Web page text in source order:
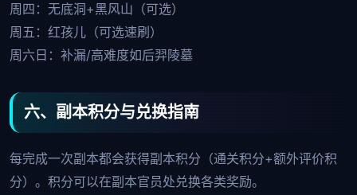
周四：无底洞+黑风山（可选）
周五：红孩儿（可选速刷）
周六日：补漏/高难度如后羿陵墓
六、副本积分与兑换指南
每完成一次副本都会获得副本积分（通关积分+额外评价积
分）。积分可以在副本官员处兑换各类奖励。